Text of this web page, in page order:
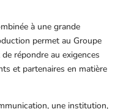
à une grande
permet au Groupe
répondre au exigences
et partenaires en matière
une institution,